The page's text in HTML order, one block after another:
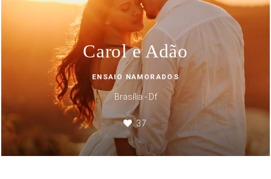
Carol e Adão
ENSAIO NAMORADOS
Brasília - Df
37